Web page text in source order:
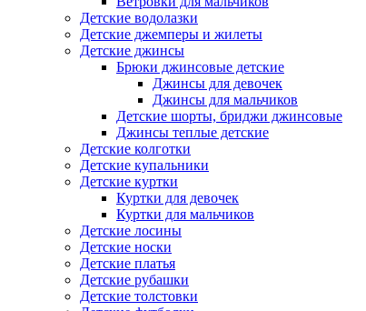
Детские водолазки
Детские джемперы и жилеты
Детские джинсы
Брюки джинсовые детские
Джинсы для девочек
Джинсы для мальчиков
Детские шорты, бриджи джинсовые
Джинсы теплые детские
Детские колготки
Детские купальники
Детские куртки
Куртки для девочек
Куртки для мальчиков
Детские лосины
Детские носки
Детские платья
Детские рубашки
Детские толстовки